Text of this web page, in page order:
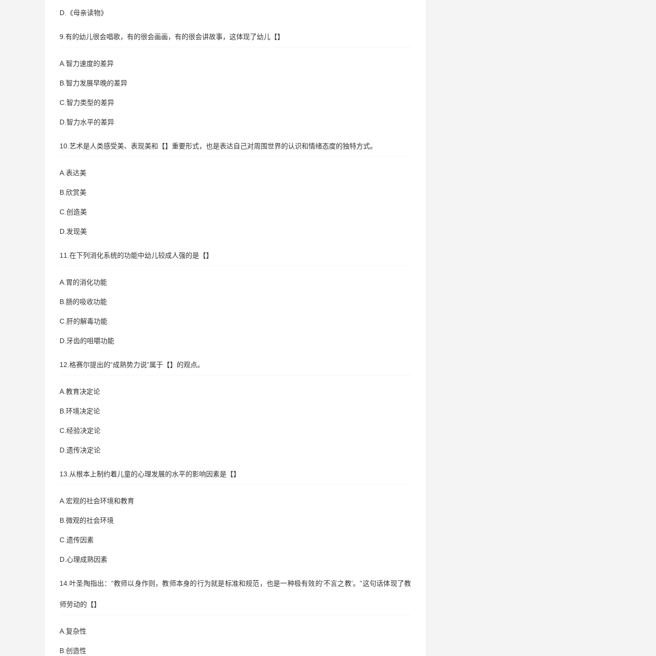
D.《母亲读物》
9.有的幼儿很会唱歌，有的很会画画，有的很会讲故事，这体现了幼儿【】
A.智力速度的差异
B.智力发展早晚的差异
C.智力类型的差异
D.智力水平的差异
10.艺术是人类感受美、表现美和【】重要形式，也是表达自己对周围世界的认识和情绪态度的独特方式。
A.表达美
B.欣赏美
C.创造美
D.发现美
11.在下列消化系统的功能中幼儿较成人强的是【】
A.胃的消化功能
B.肠的吸收功能
C.肝的解毒功能
D.牙齿的咀嚼功能
12.格赛尔提出的“成熟势力说”属于【】的观点。
A.教育决定论
B.环境决定论
C.经验决定论
D.遗传决定论
13.从根本上制约着儿童的心理发展的水平的影响因素是【】
A.宏观的社会环境和教育
B.微观的社会环境
C.遗传因素
D.心理成熟因素
14.叶圣陶指出：“教师以身作则，教师本身的行为就是标准和规范，也是一种极有效的‘不言之教’。”这句话体现了教
师劳动的【】
A.复杂性
B.创造性